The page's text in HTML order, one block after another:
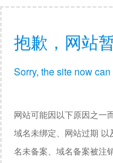
抱歉，网站
Sorry, the site now
网站可能因以下原因之一
域名未绑定、网站过期
名未备案、域名备案被注